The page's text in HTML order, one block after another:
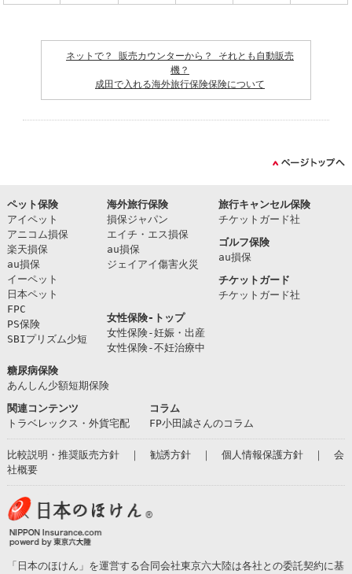
ネットで？ 販売カウンターから？ それとも自動販売
機？
成田で入れる海外旅行保険保険について
ペット保険
アイペット
アニコム損保
楽天損保
au損保
イーペット
日本ペット
FPC
PS保険
SBIプリズム少短
海外旅行保険
損保ジャパン
エイチ・エス損保
au損保
ジェイアイ傷害火災
旅行キャンセル保険
チケットガード社
ゴルフ保険
au損保
チケットガード
チケットガード社
女性保険-トップ
女性保険-妊娠・出産
女性保険-不妊治療中
糖尿病保険
あんしん少額短期保険
関連コンテンツ
トラベレックス・外貨宅配
コラム
FP小田誠さんのコラム
比較説明・推奨販売方針｜ 勧誘方針｜ 個人情報保護方針｜ 会
社概要
「日本のほけん」を運営する合同会社東京六大陸は各社との委託契約に基